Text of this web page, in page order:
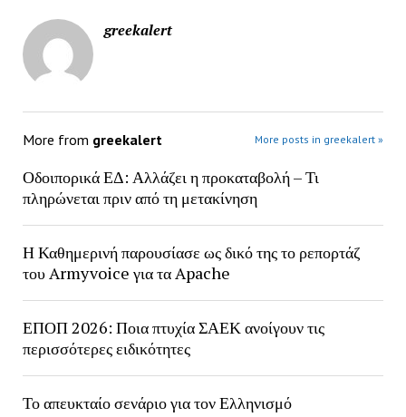
greekalert
More from greekalert More posts in greekalert »
Οδοιπορικά ΕΔ: Αλλάζει η προκαταβολή – Τι
πληρώνεται πριν από τη μετακίνηση
Η Καθημερινή παρουσίασε ως δικό της το ρεπορτάζ
του Armyvoice για τα Apache
ΕΠΟΠ 2026: Ποια πτυχία ΣΑΕΚ ανοίγουν τις
περισσότερες ειδικότητες
Το απευκταίο σενάριο για τον Ελληνισμό